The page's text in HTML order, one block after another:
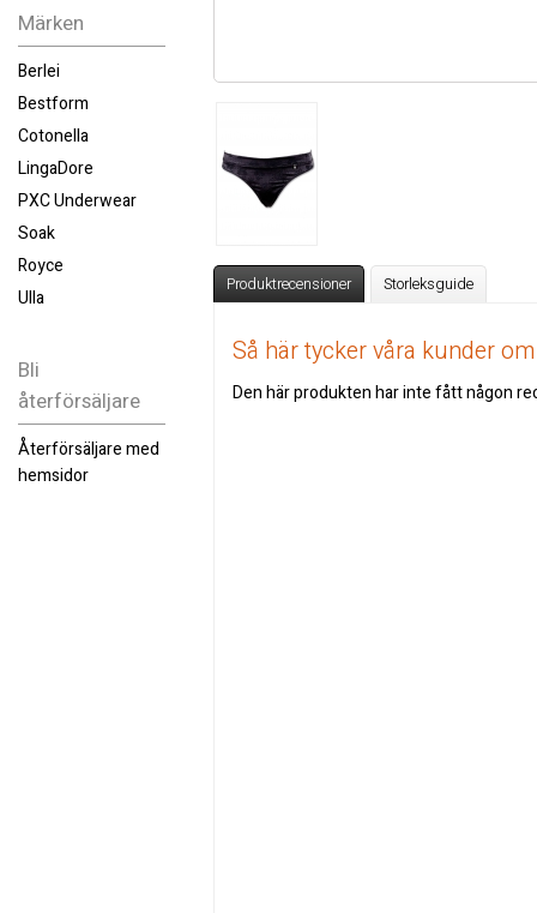
Märken
Berlei
Bestform
Cotonella
LingaDore
PXC Underwear
Soak
Royce
Ulla
Bli
återförsäljare
Återförsäljare med
hemsidor
Produktrecensioner Storleksguide
Så här tycker våra kunder
Den här produkten har inte fått någon